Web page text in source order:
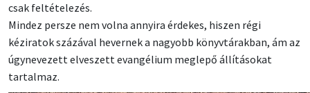
csak feltételezés.
Mindez persze nem volna annyira érdekes, hiszen régi
kéziratok százával hevernek a nagyobb könyvtárakban, ám az
úgynevezett elveszett evangélium meglepő állításokat
tartalmaz.